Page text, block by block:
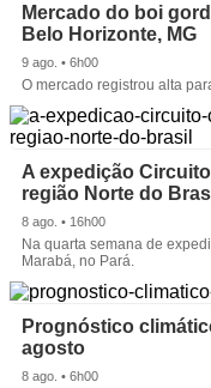
Mercado do boi
Belo Horizonte, MG
9 ago. • 6h00
O mercado registrou alta
A expedição
região Norte do
8 ago. • 16h00
Na quarta semana de
Marabá, no Pará.
Prognóstico
agosto
8 ago. • 6h00